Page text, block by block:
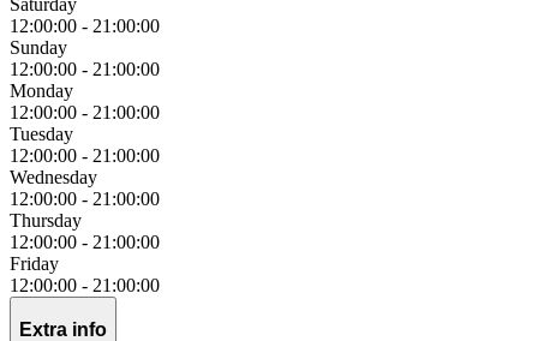
Saturday
12:00:00 - 21:00:00
Sunday
12:00:00 - 21:00:00
Monday
12:00:00 - 21:00:00
Tuesday
12:00:00 - 21:00:00
Wednesday
12:00:00 - 21:00:00
Thursday
12:00:00 - 21:00:00
Friday
12:00:00 - 21:00:00
Extra info